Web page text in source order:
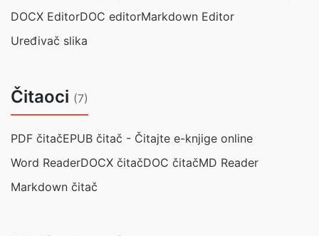
DOCX EditorDOC editorMarkdown Editor
Uređivač slika
Čitaoci (7)
PDF čitačEPUB čitač - Čitajte e-knjige online
Word ReaderDOCX čitačDOC čitačMD Reader
Markdown čitač